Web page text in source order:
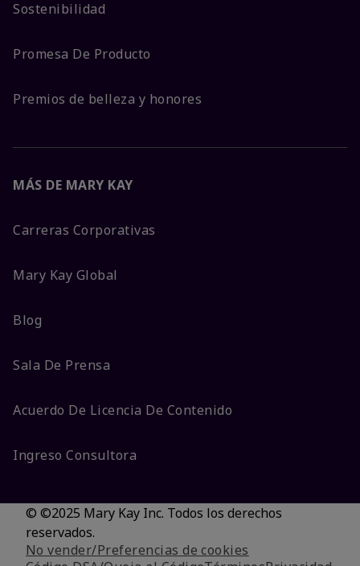
Sostenibilidad
Promesa De Producto
Premios de belleza y honores
MÁS DE MARY KAY
Carreras Corporativas
Mary Kay Global
Blog
Sala De Prensa
Acuerdo De Licencia De Contenido
Ingreso Consultora
© ©2025 Mary Kay Inc. Todos los derechos
reservados.
No vender/Preferencias de cookies